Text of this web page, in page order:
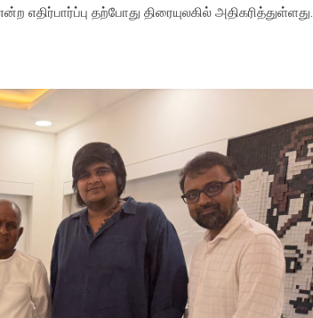
தற்போது திரையுலகில் அதிகரித்துள்ளது.